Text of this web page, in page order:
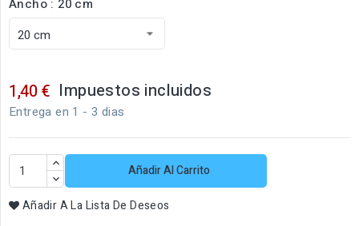
Ancho : 20 cm
1,40 € Impuestos incluidos
Entrega en 1 - 3 dias
Añadir Al Carrito
Añadir A La Lista De Deseos